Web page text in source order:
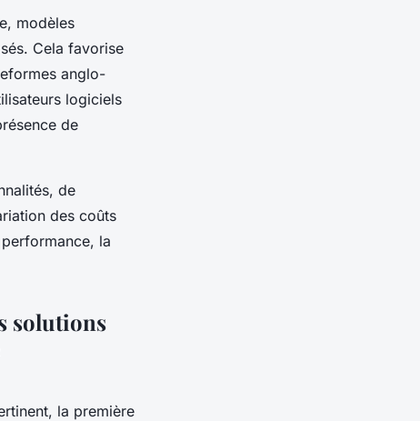
modèles
Cela favorise
anglo-
logiciels
de
de
des coûts
la
solutions
la première